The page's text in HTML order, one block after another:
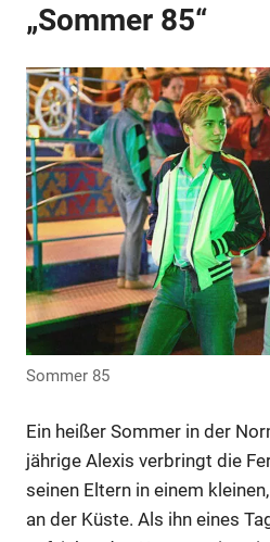
„Sommer 85“
Sommer 85
Ein heißer Sommer in der
jährige Alexis verbringt die
seinen Eltern in einem
an der Küste. Als ihn eines